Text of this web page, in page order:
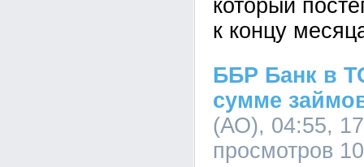
который
к концу
ББР Банк в
сумме
(АО), 04:55,
просмотров